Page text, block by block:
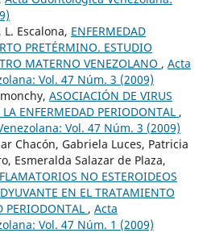
Escalona, ENFERMEDAD
PRETÉRMINO. ESTUDIO
MATERNO VENEZOLANO , Acta
Vol. 47 Núm. 3 (2009)
ASOCIACIÓN DE VIRUS
ENFERMEDAD PERIODONTAL ,
Vol. 47 Núm. 3 (2009)
Chacón, Gabriela Luces, Patricia
Esmeralda Salazar de Plaza,
NO ESTEROIDEOS
EN EL TRATAMIENTO
PERIODONTAL , Acta
Vol. 47 Núm. 1 (2009)